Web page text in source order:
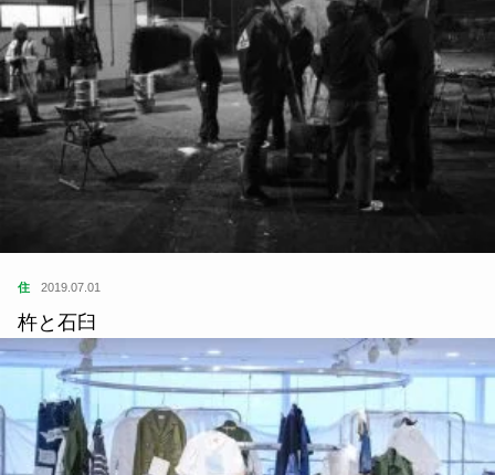
住 2019.07.01
杵と石臼